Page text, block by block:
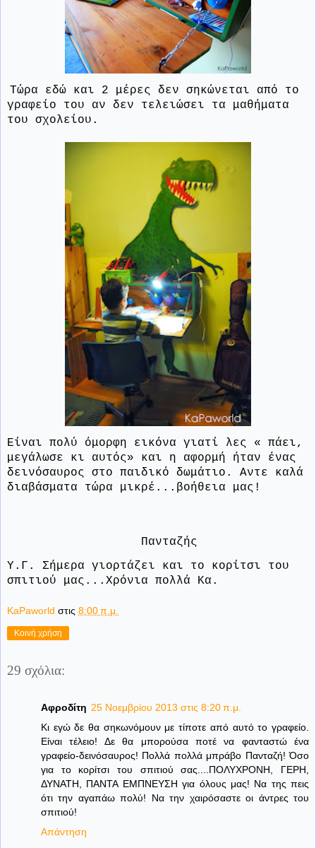
Τώρα εδώ και 2 μέρες δεν σηκώνεται από το
γραφείο του αν δεν τελειώσει τα μαθήματα
του σχολείου.
Είναι πολύ όμορφη εικόνα γιατί λες « πάει,
μεγάλωσε κι αυτός» και η αφορμή ήταν ένας
δεινόσαυρος στο παιδικό δωμάτιο. Αντε καλά
διαβάσματα τώρα μικρέ...βοήθεια μας!
Πανταζής
Υ.Γ. Σήμερα γιορτάζει και το κορίτσι του
σπιτιού μας...Χρόνια πολλά Κα.
KaPaworld στις 8:00 π.μ.
Κοινή χρήση
29 σχόλια:
Αφροδίτη 25 Νοεμβρίου 2013 στις 8:20 π.μ.
Κι εγώ δε θα σηκωνόμουν με τίποτε από αυτό το γραφείο.
Είναι τέλειο! Δε θα μπορούσα ποτέ να φανταστώ ένα
γραφείο-δεινόσαυρος! Πολλά πολλά μπράβο Πανταζή! Όσο
για το κορίτσι του σπιτιού σας....ΠΟΛΥΧΡΟΝΗ, ΓΕΡΗ,
ΔΥΝΑΤΗ, ΠΑΝΤΑ ΕΜΠΝΕΥΣΗ για όλους μας! Να της πεις
ότι την αγαπάω πολύ! Να την χαιρόσαστε οι άντρες του
σπιτιού!
Απάντηση